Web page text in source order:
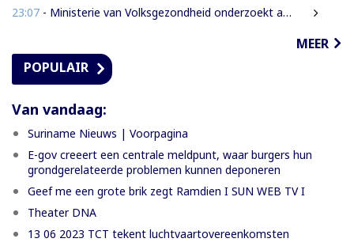
23:07 - Ministerie van Volksgezondheid onderzoekt aanbieders van onbewezen middelen tegen nierfalen
MEER
POPULAIR
Van vandaag:
Suriname Nieuws | Voorpagina
E-gov creeert een centrale meldpunt, waar burgers hun
grondgerelateerde problemen kunnen deponeren
Geef me een grote brik zegt Ramdien I SUN WEB TV I
Theater DNA
13 06 2023 TCT tekent luchtvaartovereenkomsten